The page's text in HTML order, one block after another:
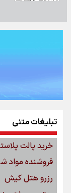
تبلیغات متنی
خرید پالت
فروشنده مواد
رزرو هتل کیش